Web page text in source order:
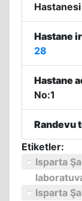
Hastanesi
Hastane
28
Hastane
No:1
Randevu
Etiketler:
Isparta
Isparta